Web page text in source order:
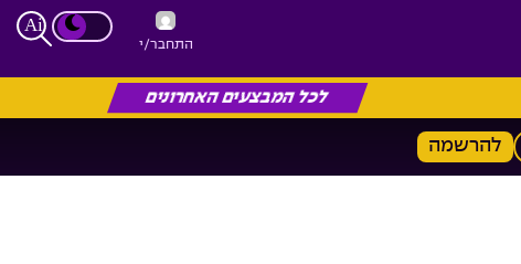
התחבר/י
לכל המבצעים האחרונים
להרשמה